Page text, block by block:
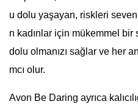
u dolu yaşayan, riskleri
n kadınlar için mükemmel
dolu olmanızı sağlar ve her
mcı olur.
Avon Be Daring ayrıca